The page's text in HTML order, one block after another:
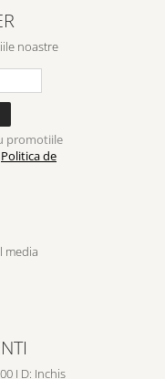
noastre
promotiile
Politica de
media
I D: Inchis